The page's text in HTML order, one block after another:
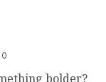
0
bolder?